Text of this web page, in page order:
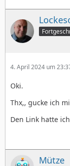
4. April 2024 um
Oki.
Thx,, gucke ich
Den Link hatte
Mütze